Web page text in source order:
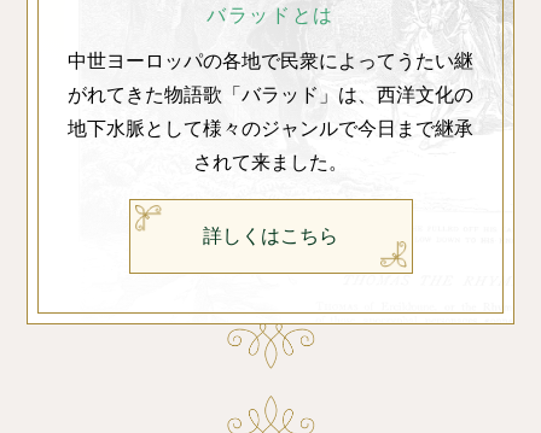
バラッドとは
中世ヨーロッパの各地で民衆によってうたい継
がれてきた物語歌「バラッド」は、西洋文化の
地下水脈として様々のジャンルで今日まで継承
されて来ました。
詳しくはこちら